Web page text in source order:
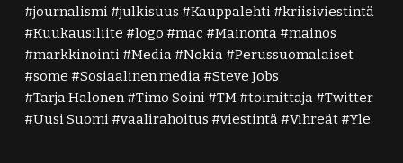
journalismi
julkisuus Kauppalehti
kriisiviestintä
Kuukausiliite
logo mac Mainonta
mainos
markkinointi
Media Nokia
Perussuomalaiset
some
Sosiaalinen media
Steve Jobs
Tarja Halonen
Timo Soini TM toimittaja
Twitter
Uusi Suomi
vaalirahoitus viestintä Vihreät Yle